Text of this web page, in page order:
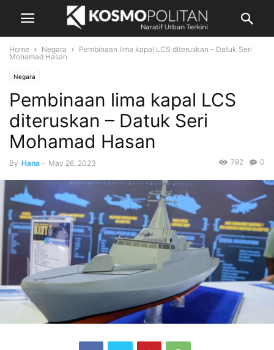
Home Negara
Pembinaan lima kapal LCS diteruskan – Datuk Seri
Mohamad Hasan
Negara
Pembinaan lima kapal LCS
diteruskan – Datuk Seri
Mohamad Hasan
By Hana - May 26, 2023 0
792